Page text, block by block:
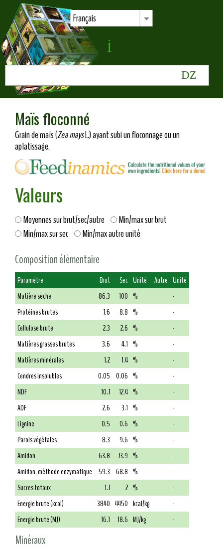
Français
Maïs floconné
Grain de maïs (Zea maysL.) ayant subi un floconnage ou un
aplatissage.
Valeurs
Moyennes sur brut/sec/autre
Min/max sur brut
Min/max sur sec
Min/max autre unité
Composition élémentaire
Paramètre Brut Sec Unité Autre Unité
Matière sèche
86.3 100 %
-
Protéines brutes
7.6 8.8 %
-
Cellulose brute
2.3 2.6 %
-
Matières grasses brutes
3.6 4.1 %
-
Matières minérales
1.2 1.4 %
-
Cendres insolubles
0.05 0.06 %
-
NDF
10.7 12.4 %
-
ADF
2.6 3.1 %
-
Lignine
0.5 0.6 %
-
Parois végétales
8.3 9.6 %
-
Amidon
63.8 73.9 %
-
Amidon, méthode enzymatique
59.3 68.8 %
-
Sucres totaux
1.7 2 %
-
Energie brute (kcal)
3840 4450 kcal/kg
-
Energie brute (MJ)
16.1 18.6 MJ/kg -
Minéraux